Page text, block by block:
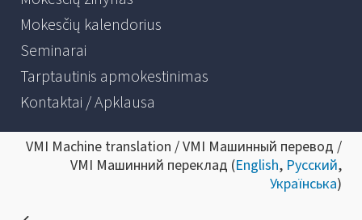
Mokesčių kalendorius
Seminarai
Tarptautinis apmokestinimas
Kontaktai / Apklausa
VMI Machine translation / VMI Машинный перевод /
VMI Машинний переклад (English, Русский,
Українська)